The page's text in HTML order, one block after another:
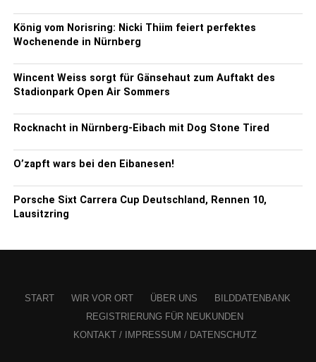
König vom Norisring: Nicki Thiim feiert perfektes
Wochenende in Nürnberg
Wincent Weiss sorgt für Gänsehaut zum Auftakt des
Stadionpark Open Air Sommers
Rocknacht in Nürnberg-Eibach mit Dog Stone Tired
O’zapft wars bei den Eibanesen!
Porsche Sixt Carrera Cup Deutschland, Rennen 10,
Lausitzring
START WIR VOR ORT ÜBER UNS
BILDDATENBANK
REGISTRIERUNG FÜR NEUKUNDEN
KONTAKT / IMPRESSUM / DATENSCHUTZ